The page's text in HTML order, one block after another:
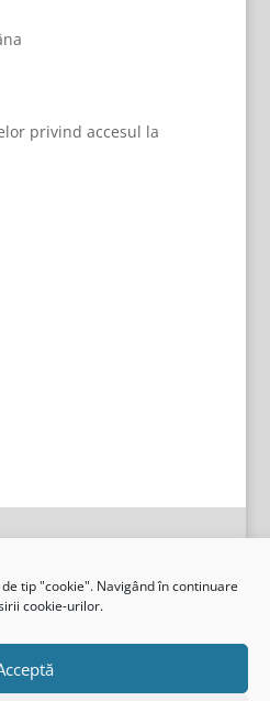
tip "cookie". Navigând în continuare
cookie-urilor.
privind accesul la